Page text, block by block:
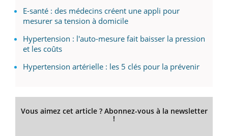
E-santé : des médecins créent une appli pour
mesurer sa tension à domicile
Hypertension : l'auto-mesure fait baisser la pression
et les coûts
Hypertension artérielle : les 5 clés pour la prévenir
Vous aimez cet article ? Abonnez-vous à la newsletter
!